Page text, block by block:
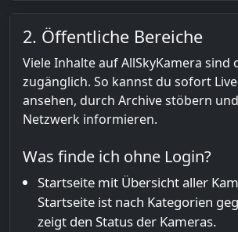
2. Öffentliche Bereiche
Viele Inhalte auf AllSkyKamera sind
zugänglich. So kannst du sofort
ansehen, durch Archive stöbern
Netzwerk informieren.
Was finde ich ohne Login?
Startseite mit Übersicht aller
Startseite ist nach Kategorien
zeigt den Status der Kameras.